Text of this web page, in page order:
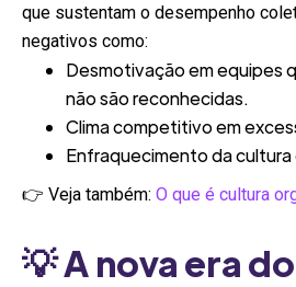
que sustentam o desempenho
negativos como:
Desmotivação em equipes
não são reconhecidas.
Clima competitivo em
Enfraquecimento da cultura
👉 Veja também: O que é cultura
💡 A nova era